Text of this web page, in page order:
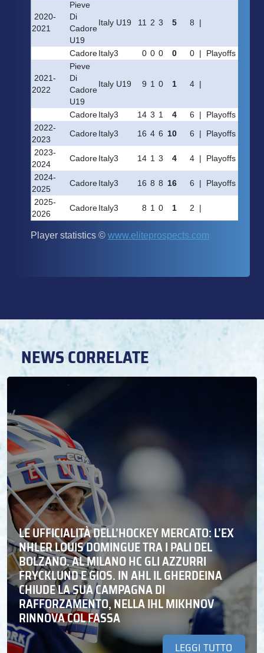
NEWS CORRELATE
LE UFFICIALITÀ DELL’HOCKEY MERCATO: L’EX
NHLER LOUIS DOMINGUE TRA I PALI DEL
BOLZANO. AL MILANO HC GLI AZZURRI
FRYCKLUND E GIOS. IN AHL IL GHERDEINA
CHIUDE LA SUA CAMPAGNA DI
RAFFORZAMENTO, NELLA IHL MIKHNOV
RINNOVA COL FASSA
LEGGI TUTTO